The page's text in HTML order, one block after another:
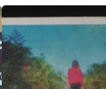
à
dessiner
sur
les